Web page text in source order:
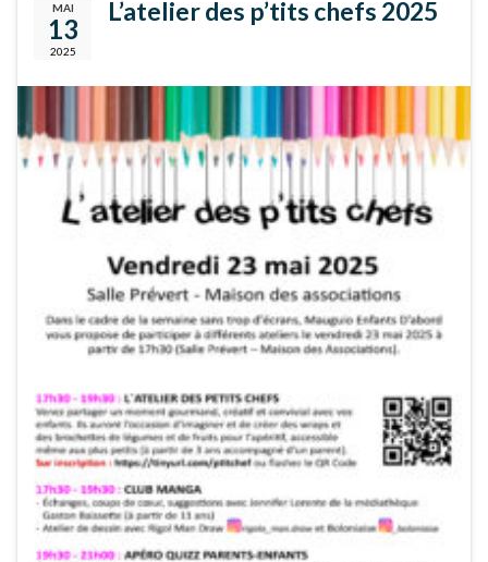
MAI
13
2025
L’atelier des p’tits chefs 2025